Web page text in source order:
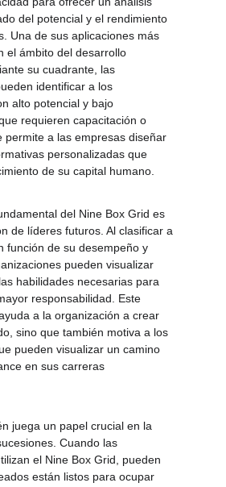
del potencial y el rendimiento
Una de sus aplicaciones más
el ámbito del desarrollo
su cuadrante, las
identificar a los
alto potencial y bajo
requieren capacitación o
permite a las empresas diseñar
personalizadas que
de su capital humano.
del Nine Box Grid es
de líderes futuros. Al clasificar a
función de su desempeño y
pueden visualizar
habilidades necesarias para
responsabilidad. Este
a la organización a crear
sino que también motiva a los
pueden visualizar un camino
en sus carreras
juega un papel crucial en la
Cuando las
el Nine Box Grid, pueden
están listos para ocupar